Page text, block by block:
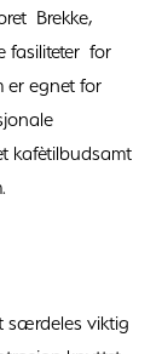
Brekke,
fasiliteter for
er egnet for
kafètilbudsamt
særdeles viktig